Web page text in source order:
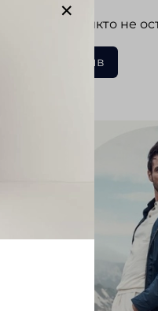
еще никто не
Написать отзыв